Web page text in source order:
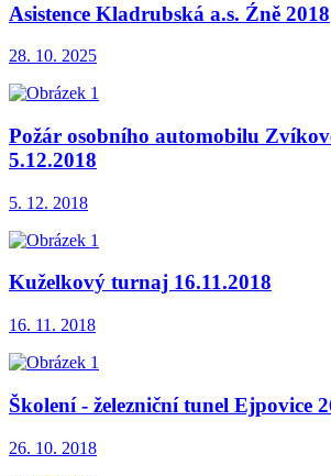
Asistence Kladrubská a.s. Źně 2018
28. 10. 2025
Požár osobního automobilu
5.12.2018
5. 12. 2018
Kuželkový turnaj 16.11.2018
16. 11. 2018
Školení - železniční tunel Ejpovice
26. 10. 2018